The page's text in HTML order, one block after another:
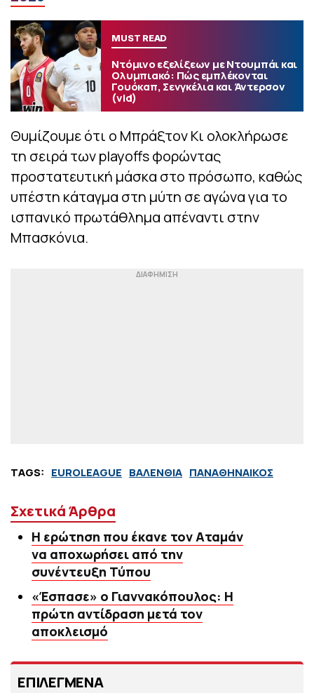
MUST READ
Ντόμινο εξελίξεων με Ντουμπάι και
Ολυμπιακό: Πώς εμπλέκονται
Γουόκαπ, Σενγκέλια και Άντερσον
(vid)
Θυμίζουμε ότι ο Μπράξτον Κι ολοκλήρωσε
τη σειρά των playoffs φορώντας
προστατευτική μάσκα στο πρόσωπο, καθώς
υπέστη κάταγμα στη μύτη σε αγώνα για το
ισπανικό πρωτάθλημα απέναντι στην
Μπασκόνια.
TAGS: EUROLEAGUE ΒΑΛΕΝΘΙΑ ΠΑΝΑΘΗΝΑΙΚΟΣ
Σχετικά Άρθρα
Η ερώτηση που έκανε τον Αταμάν
να αποχωρήσει από την
συνέντευξη Τύπου
«Έσπασε» ο Γιαννακόπουλος: Η
πρώτη αντίδραση μετά τον
αποκλεισμό
ΕΠΙΛΕΓΜΕΝΑ